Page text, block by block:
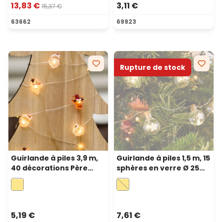
13,83 € 15,37 €
63662
3,11 €
69923
Guirlande à piles 3,9 m,
40 décorations Père
Noël renne et
bonhomme de neige, led
5,19 €
Rupture de stock
Guirlande à piles 1,5 m, 15
sphères en verre Ø 25
mm étoiles, microled
blanc chaud
7,61 €